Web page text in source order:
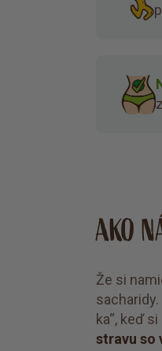
AKO
Že si
ka“, keď
stravu so